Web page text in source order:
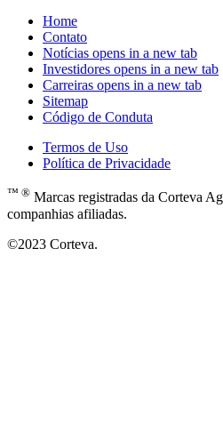
Home
Contato
Notícias opens in a new tab
Investidores opens in a new tab
Carreiras opens in a new tab
Sitemap
Código de Conduta
Termos de Uso
Política de Privacidade
™ ® Marcas registradas da Corteva
companhias afiliadas.
©2023 Corteva.